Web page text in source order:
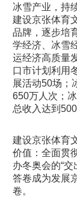
冰雪产业，持
建设京张体育
品牌，逐步培
学经济、冰雪
运经济高质量
口市计划利用
展活动50场；
650万人次；
总收入达到500
建设京张体育
价值 ：全面贯
办冬奥会的“
答卷成为发展
卷。